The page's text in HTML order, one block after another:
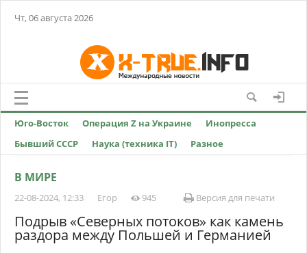
Чт, 06 августа 2026
Юго-Восток Операция Z на Украине
Инопресса
Бывший СССР
Наука (техника IT) Разное
В МИРЕ
22-08-2024, 12:33 Егор 945 Версия для печати
Подрыв «Северных потоков» как камень
раздора между Польшей и Германией